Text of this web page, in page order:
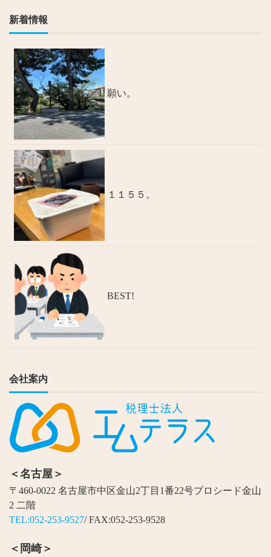
新着情報
願い。
１１５５。
BEST!
会社案内
＜名古屋＞
〒460-0022 名古屋市中区金山2丁目1番22号プロシード金山
2 二階
TEL:052-253-9527/ FAX:052-253-9528
＜岡崎＞